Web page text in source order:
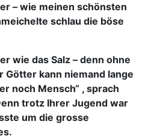
– wie meinen schönsten
schlau die böse
wie das Salz – denn ohne
Götter kann niemand lange
noch Mensch“ , sprach
trotz Ihrer Jugend war
um die grosse